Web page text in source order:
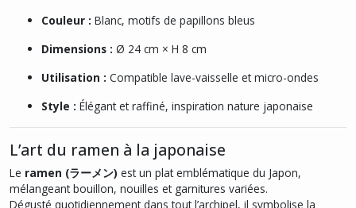
Couleur : Blanc, motifs de papillons bleus
Dimensions : Ø 24 cm × H 8 cm
Utilisation : Compatible lave-vaisselle et micro-ondes
Style : Élégant et raffiné, inspiration nature japonaise
L’art du ramen à la japonaise
Le ramen (ラーメン) est un plat emblématique du Japon,
mélangeant bouillon, nouilles et garnitures variées.
Dégusté quotidiennement dans tout l’archipel, il symbolise la